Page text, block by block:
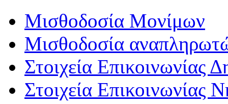
Μισθοδοσία Μονίμων
Μισθοδοσία
Στοιχεία Επικοινωνίας
Στοιχεία Επικοινωνίας